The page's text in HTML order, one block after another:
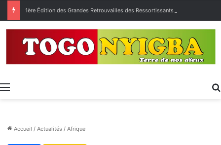
Menu
Accueil / Actualités / Afrique